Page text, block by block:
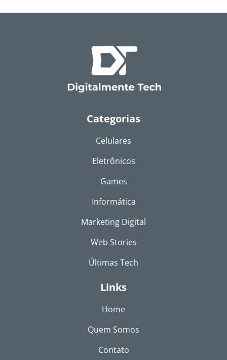
Categorias
Celulares
Eletrônicos
Games
Informática
Marketing Digital
Web Stories
Últimas Tech
Links
Home
Quem Somos
Contato